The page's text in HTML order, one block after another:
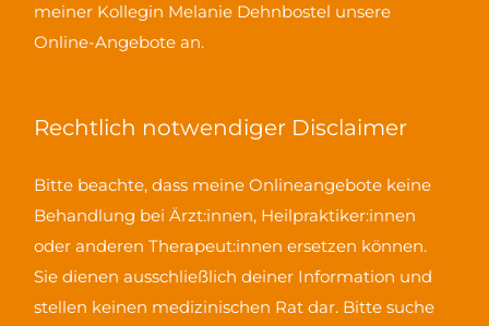
meiner Kollegin Melanie Dehnbostel unsere
Online-Angebote an.
Rechtlich notwendiger Disclaimer
Bitte beachte, dass meine Onlineangebote keine
Behandlung bei Ärzt:innen, Heilpraktiker:innen
oder anderen Therapeut:innen ersetzen können.
Sie dienen ausschließlich deiner Information und
stellen keinen medizinischen Rat dar. Bitte suche